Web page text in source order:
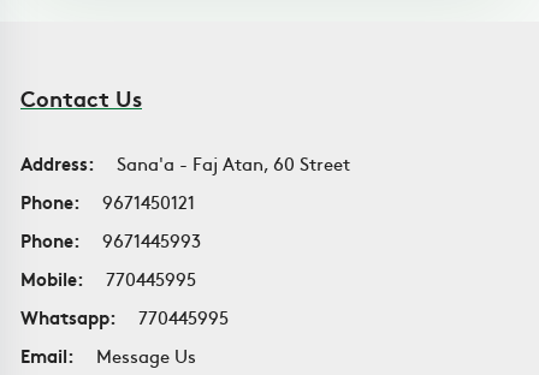
Contact Us
Address:
Sana'a - Faj Atan, 60 Street
Phone:
9671450121
Phone:
9671445993
Mobile:
770445995
Whatsapp:
770445995
Email:
Message Us